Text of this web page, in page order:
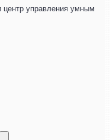
центр управления умным